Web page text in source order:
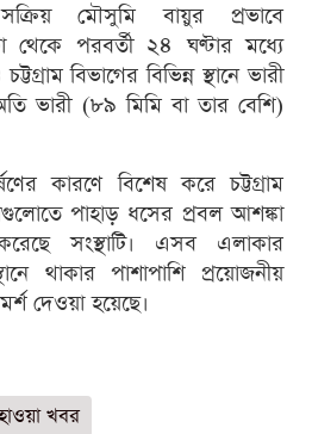
মৌসুমি বায়ুর প্রভাবে
থেকে পরবর্তী ২৪ ঘণ্টার মধ্যে
বিভাগের বিভিন্ন স্থানে ভারী
ভারী (৮৯ মিমি বা তার বেশি)
কারণে বিশেষ করে চট্টগ্রাম
পাহাড় ধসের প্রবল আশঙ্কা
সংস্থাটি। এসব এলাকার
থাকার পাশাপাশি প্রয়োজনীয়
দেওয়া হয়েছে।
খবর